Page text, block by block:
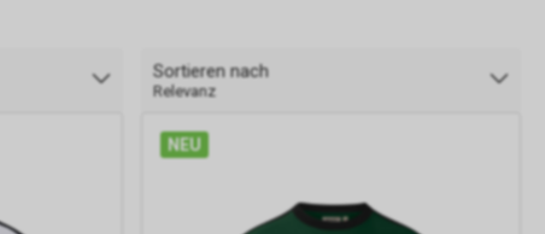
Sortieren nach
Relevanz
NEU